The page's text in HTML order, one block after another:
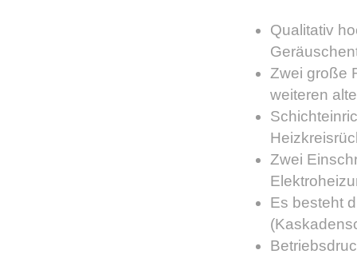
Qualitativ
Zwei große
weiteren
Zwei
Es besteht